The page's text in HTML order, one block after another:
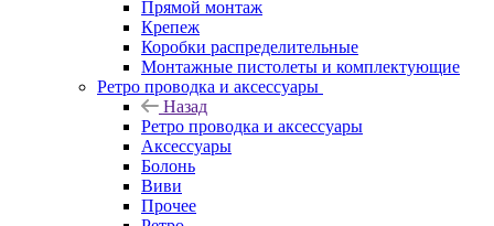
Прямой монтаж
Крепеж
Коробки распределительные
Монтажные пистолеты и комплектующие
Ретро проводка и аксессуары
Назад
Ретро проводка и аксессуары
Аксессуары
Болонь
Виви
Прочее